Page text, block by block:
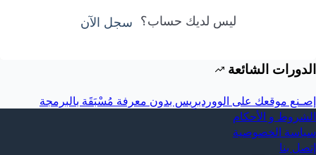
ليس لديك حساب؟ سجل الآن
الدورات الشائعة
إصـنع موقعك على الووردبرِيس بدون معرفة مُسْبَقَة بالبرمجة
الشروط و الأحكام
سياسة الخصوصية
إتصل بنا